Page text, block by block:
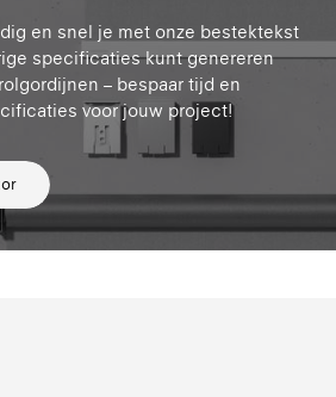
en snel je met onze bestektekst
specificaties kunt genereren
– bespaar tijd en
voor jouw project!